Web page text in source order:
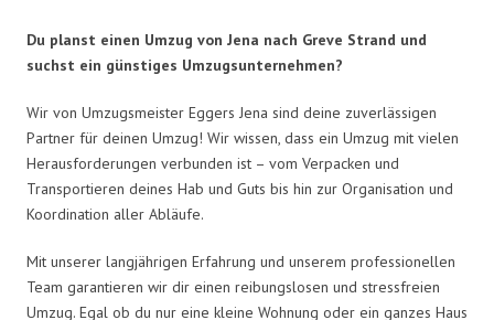
Du planst einen Umzug von Jena nach Greve Strand und
suchst ein günstiges Umzugsunternehmen?
Wir von Umzugsmeister Eggers Jena sind deine zuverlässigen
Partner für deinen Umzug! Wir wissen, dass ein Umzug mit vielen
Herausforderungen verbunden ist – vom Verpacken und
Transportieren deines Hab und Guts bis hin zur Organisation und
Koordination aller Abläufe.
Mit unserer langjährigen Erfahrung und unserem professionellen
Team garantieren wir dir einen reibungslosen und stressfreien
Umzug. Egal ob du nur eine kleine Wohnung oder ein ganzes Haus